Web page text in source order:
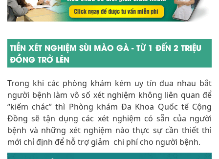
TIỀN XÉT NGHIỆM SÙI MÀO GÀ - TỪ 1 ĐẾN 2 TRIỆU
ĐỒNG TRỞ LÊN
Trong khi các phòng khám kém uy tín đua nhau bắt
người bệnh làm vô số xét nghiệm không liên quan để
“kiếm chác” thì Phòng khám Đa Khoa Quốc tế Cộng
Đồng sẽ tận dụng các xét nghiệm có sẵn của người
bệnh và những xét nghiệm nào thực sự cần thiết thì
mới chỉ định để hỗ trợ giảm chi phí cho người bệnh.